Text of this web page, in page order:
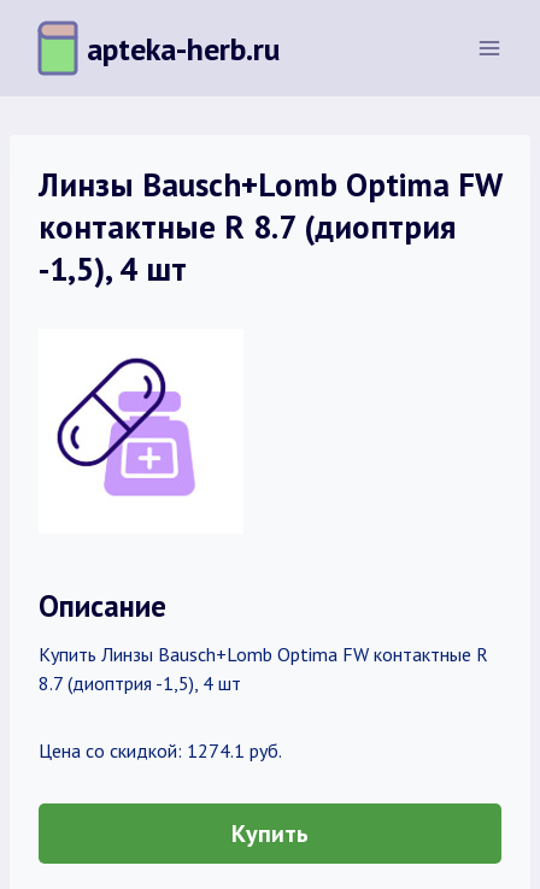
Перейти
содержимому
apteka-herb.ru
Линзы Bausch+Lomb Optima FW
контактные R 8.7 (диоптрия
-1,5), 4 шт
Описание
Купить Линзы Bausch+Lomb Optima FW контактные R
8.7 (диоптрия -1,5), 4 шт
Цена со скидкой: 1274.1 руб.
Купить